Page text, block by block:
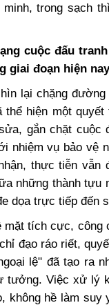
minh, trong sạch
cuộc đấu
giai đoạn hiện
đường đổi
thể hiện một
gắn chặt cuộc
nhiệm vụ bảo vệ
thực tiễn vẫn
những thành
dọa trực tiếp đến
cực, công
đạo ráo riết,
lệ" đã tạo ra
tưởng. Việc xử lý
không hề làm